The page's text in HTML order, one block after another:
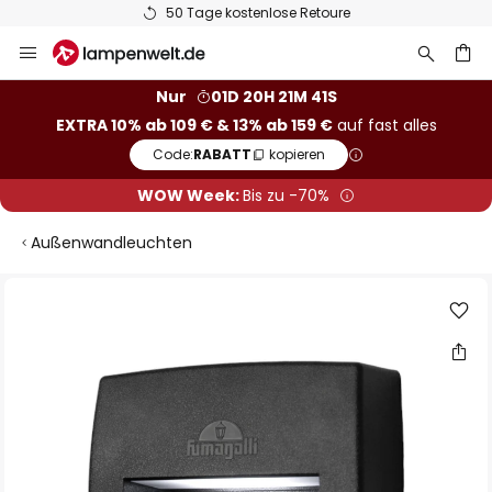
50 Tage kostenlose Retoure
Inhalt
Nur
01D 20H 21M 40S
EXTRA 10% ab 109 € & 13% ab 159 €auf fast alles
Code:RABATT kopieren
WOW Week:Bis zu -70%
Außenwandleuchten